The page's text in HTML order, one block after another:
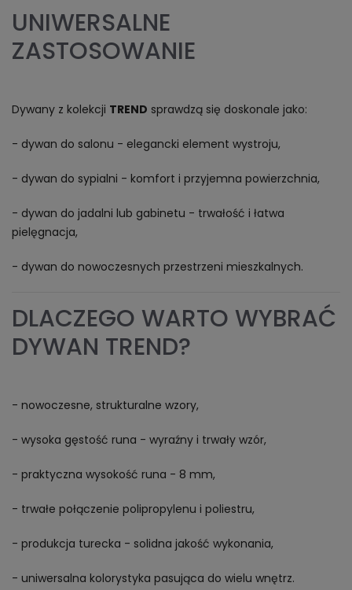
UNIWERSALNE
ZASTOSOWANIE
Dywany z kolekcji TREND sprawdzą się doskonale jako:
- dywan do salonu - elegancki element wystroju,
- dywan do sypialni - komfort i przyjemna powierzchnia,
- dywan do jadalni lub gabinetu - trwałość i łatwa
pielęgnacja,
- dywan do nowoczesnych przestrzeni mieszkalnych.
DLACZEGO WARTO WYBRAĆ
DYWAN TREND?
- nowoczesne, strukturalne wzory,
- wysoka gęstość runa - wyraźny i trwały wzór,
- praktyczna wysokość runa - 8 mm,
- trwałe połączenie polipropylenu i poliestru,
- produkcja turecka - solidna jakość wykonania,
- uniwersalna kolorystyka pasująca do wielu wnętrz.